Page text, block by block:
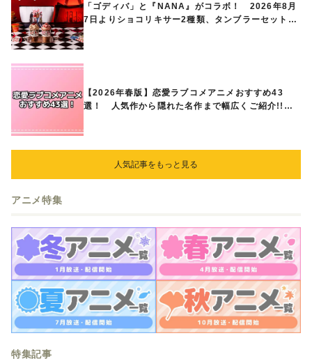
「ゴディバ」と『NANA』がコラボ！ 2026年8月
7日よりショコリキサー2種類、タンブラーセットな
【2026年春版】恋愛ラブコメアニメおすすめ43
選！ 人気作から隠れた名作まで幅広くご紹介!!
人気記事をもっと見る
アニメ特集
特集記事